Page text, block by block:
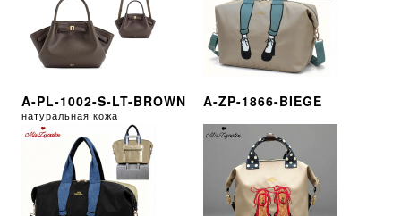
A-PL-1002-S-LT-BROWN
натуральная кожа
A-ZP-1866-BIEGE